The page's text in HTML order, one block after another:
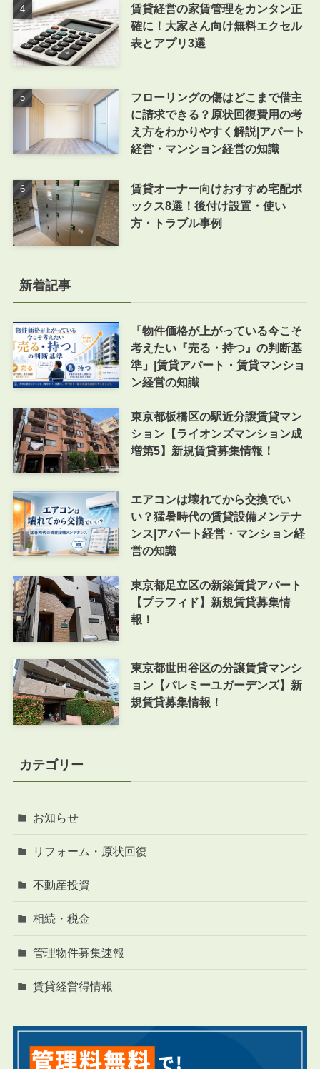
賃貸経営の家賃管理をカンタン正
確に！大家さん向け無料エクセル
表とアプリ3選
フローリングの傷はどこまで借主
に請求できる？原状回復費用の考
え方をわかりやすく解説|アパート
経営・マンション経営の知識
賃貸オーナー向けおすすめ宅配ボ
ックス8選！後付け設置・使い
方・トラブル事例
新着記事
「物件価格が上がっている今こそ
考えたい『売る・持つ』の判断基
準」|賃貸アパート・賃貸マンショ
ン経営の知識
東京都板橋区の駅近分譲賃貸マン
ション【ライオンズマンション成
増第5】新規賃貸募集情報！
エアコンは壊れてから交換でい
い？猛暑時代の賃貸設備メンテナ
ンス|アパート経営・マンション経
営の知識
東京都足立区の新築賃貸アパート
【プラフィド】新規賃貸募集情
報！
東京都世田谷区の分譲賃貸マンシ
ョン【パレミーユガーデンズ】新
規賃貸募集情報！
カテゴリー
お知らせ
リフォーム・原状回復
不動産投資
相続・税金
管理物件募集速報
賃貸経営得情報